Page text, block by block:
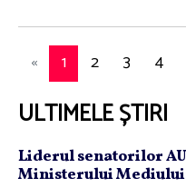
« 1 2 3 4
ULTIMELE ȘTIRI
Liderul senatorilor
Ministerului